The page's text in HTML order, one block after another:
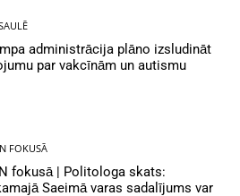
administrācija plāno izsludināt
par vakcīnām un autismu
FOKUSĀ
fokusā | Politologa skats:
Saeimā varas sadalījums var